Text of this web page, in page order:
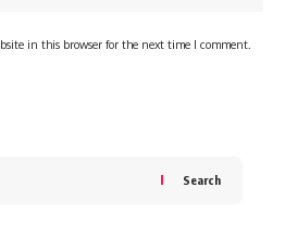
in this browser for the next time I comment.
Search